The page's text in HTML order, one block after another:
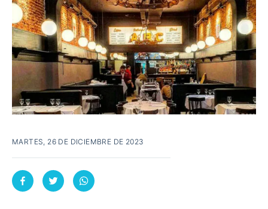
MARTES, 26 DE DICIEMBRE DE 2023